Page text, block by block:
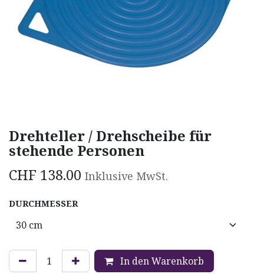
Drehteller / Drehscheibe für
stehende Personen
CHF 138.00 Inklusive MwSt.
DURCHMESSER
In den Warenkorb